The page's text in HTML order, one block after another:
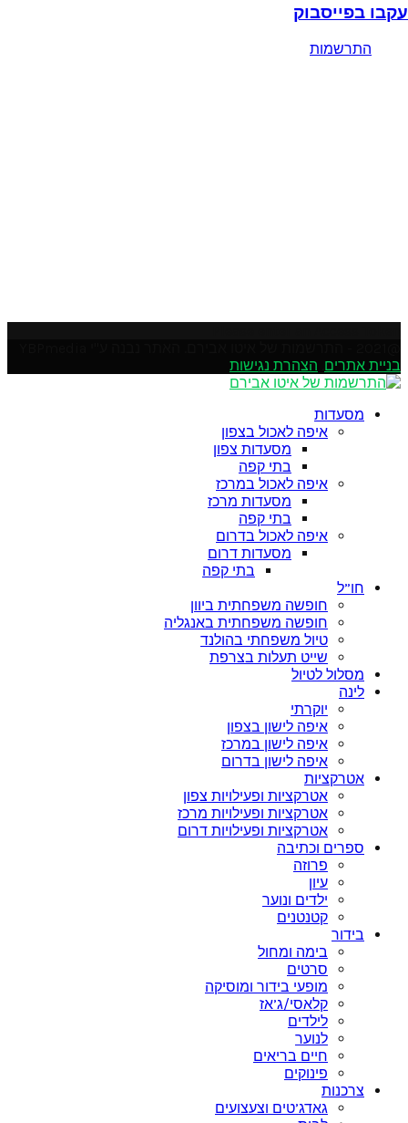
עקבו בפייסבוק
התרשמות
בניית אתרים הצהרת נגישות
מסעדות
איפה לאכול בצפון
מסעדות צפון
בתי קפה
איפה לאכול במרכז
מסעדות מרכז
בתי קפה
איפה לאכול בדרום
מסעדות דרום
בתי קפה
חו”ל
חופשה משפחתית ביוון
חופשה משפחתית באנגליה
טיול משפחתי בהולנד
שייט תעלות בצרפת
מסלול לטיול
לינה
יוקרתי
איפה לישון בצפון
איפה לישון במרכז
איפה לישון בדרום
אטרקציות
אטרקציות ופעילויות צפון
אטרקציות ופעילויות מרכז
אטרקציות ופעילויות דרום
ספרים וכתיבה
פרוזה
עיון
ילדים ונוער
קטנטנים
בידור
בימה ומחול
סרטים
מופעי בידור ומוסיקה
קלאסי/ג’אז
לילדים
לנוער
חיים בריאים
פינוקים
צרכנות
גאדג’טים וצעצועים